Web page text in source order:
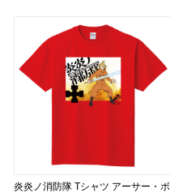
炎炎ノ消防隊 Tシャツ アーサー・ボ